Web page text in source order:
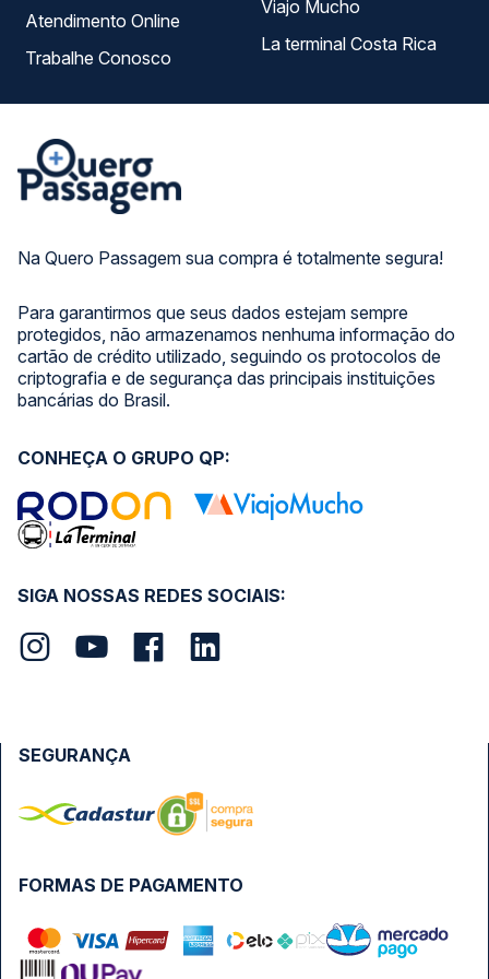
Na Quero Passagem sua compra é totalmente segura!
Para garantirmos que seus dados estejam sempre
protegidos, não armazenamos nenhuma informação do
cartão de crédito utilizado, seguindo os protocolos de
criptografia e de segurança das principais instituições
bancárias do Brasil.
Atendimento Online
Trabalhe Conosco
Viajo Mucho
La terminal Costa Rica
SIGA NOSSAS REDES SOCIAIS:
CONHEÇA O GRUPO QP:
FORMAS DE PAGAMENTO
SEGURANÇA